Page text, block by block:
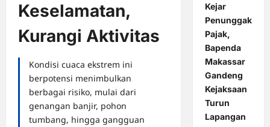
Keselamatan,
Kurangi Aktivitas
Kondisi cuaca ekstrem ini
berpotensi menimbulkan
berbagai risiko, mulai dari
genangan banjir, pohon
tumbang, hingga gangguan
Kejar
Penunggak
Pajak,
Bapenda
Makassar
Gandeng
Kejaksaan
Turun
Lapangan